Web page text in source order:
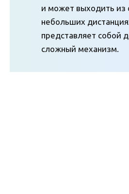
и может выходить из
небольших
представляет собой
сложный механизм.